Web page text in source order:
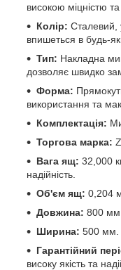
високою міцністю та
Колір: Сталевий,
впишеться в будь-
Тип: Накладна
дозволяє швидко
Форма:
використання та
Комплектація:
Торгова марка:
Вага ящ: 32,000
надійність.
Об'єм ящ: 0,204
Довжина: 800 мм.
Ширина: 500 мм.
Гарантійний
високу якість та